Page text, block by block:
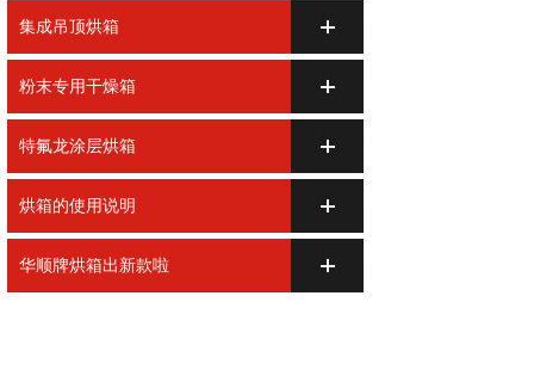
集成吊顶烘箱
粉末专用干燥箱
特氟龙涂层烘箱
烘箱的使用说明
华顺牌烘箱出新款啦